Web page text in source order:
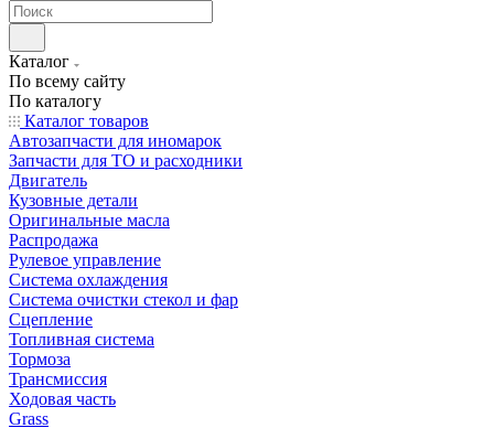
Каталог
По всему сайту
По каталогу
Каталог товаров
Автозапчасти для иномарок
Запчасти для ТО и расходники
Двигатель
Кузовные детали
Оригинальные масла
Распродажа
Рулевое управление
Система охлаждения
Система очистки стекол и фар
Сцепление
Топливная система
Тормоза
Трансмиссия
Ходовая часть
Grass